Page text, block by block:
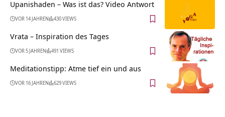
Upanishaden – Was ist das? Video Antwort
VOR 14 JAHREN 430 VIEWS
Vrata – Inspiration des Tages
VOR 5 JAHREN 491 VIEWS
Meditationstipp: Atme tief ein und aus
VOR 16 JAHREN 629 VIEWS